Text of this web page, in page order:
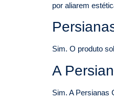
por aliarem
Sim. O produto
A
Sim. A Persianas